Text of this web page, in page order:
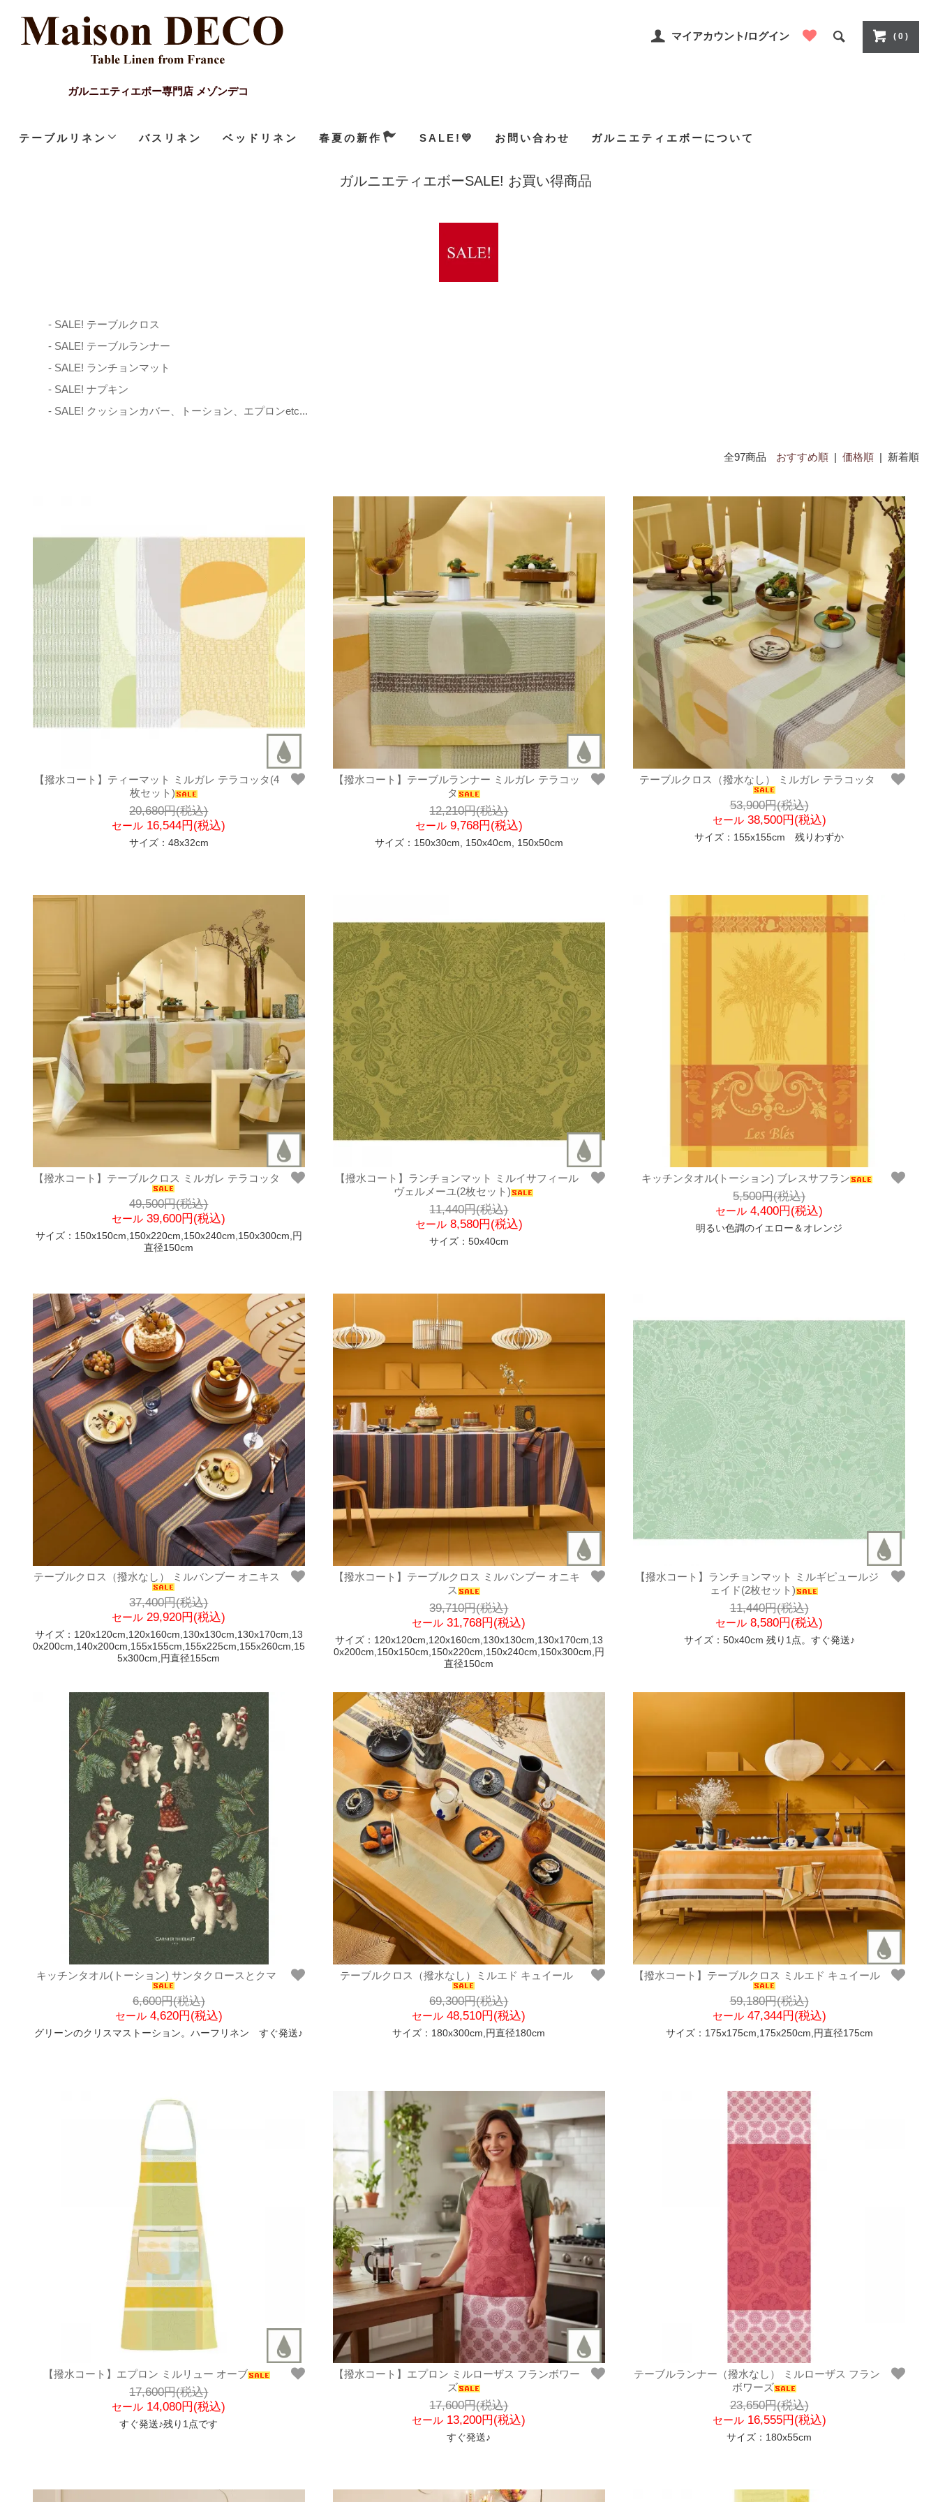
ガルニエティエボー専門店 メゾンデコ
マイアカウント/ログイン ( 0 )
テーブルリネン バスリネン ベッドリネン 春夏の新作 SALE!💛 お問い合わせ ガルニエティエボーについて
ガルニエティエボーSALE! お買い得商品
- SALE! テーブルクロス
- SALE! テーブルランナー
- SALE! ランチョンマット
- SALE! ナプキン
- SALE! クッションカバー、トーション、エプロンetc...
全97商品 おすすめ順 |価格順 | 新着順
【撥水コート】ティーマット ミルガレ テラコッタ(4
枚セット)
20,680円(税込)
セール 16,544円(税込)
サイズ：48x32cm
【撥水コート】テーブルランナー ミルガレ テラコッ
タ
12,210円(税込)
セール9,768円(税込)
サイズ：150x30cm, 150x40cm, 150x50cm
テーブルクロス（撥水なし） ミルガレ テラコッタ
53,900円(税込)
セール38,500円(税込)
サイズ：155x155cm 残りわずか
【撥水コート】テーブルクロス ミルガレ テラコッタ
49,500円(税込)
セール 39,600円(税込)
サイズ：150x150cm,150x220cm,150x240cm,150x300cm,円
直径150cm
【撥水コート】ランチョンマット ミルイサフィール
ヴェルメーユ(2枚セット)
11,440円(税込)
セール8,580円(税込)
サイズ：50x40cm
キッチンタオル(トーション) ブレスサフラン
5,500円(税込)
セール 4,400円(税込)
明るい色調のイエロー＆オレンジ
テーブルクロス（撥水なし） ミルバンブー オニキス
37,400円(税込)
セール 29,920円(税込)
サイズ：120x120cm,120x160cm,130x130cm,130x170cm,13
0x200cm,140x200cm,155x155cm,155x225cm,155x260cm,15
5x300cm,円直径155cm
【撥水コート】テーブルクロス ミルバンブー オニキ
ス
39,710円(税込)
セール 31,768円(税込)
サイズ：120x120cm,120x160cm,130x130cm,130x170cm,13
0x200cm,150x150cm,150x220cm,150x240cm,150x300cm,円
直径150cm
【撥水コート】ランチョンマット ミルギピュールジ
ェイド(2枚セット)
11,440円(税込)
セール 8,580円(税込)
サイズ：50x40cm 残り1点。すぐ発送♪
キッチンタオル(トーション) サンタクロースとクマ
6,600円(税込)
セール4,620円(税込)
グリーンのクリスマストーション。ハーフリネン すぐ発送♪
テーブルクロス（撥水なし）ミルエド キュイール
69,300円(税込)
セール 48,510円(税込)
サイズ：180x300cm,円直径180cm
【撥水コート】テーブルクロス ミルエド キュイール
59,180円(税込)
セール47,344円(税込)
サイズ：175x175cm,175x250cm,円直径175cm
【撥水コート】エプロン ミルリュー オーブ
17,600円(税込)
セール 14,080円(税込)
すぐ発送♪残り1点です
【撥水コート】エプロン ミルローザス フランボワー
ズ
17,600円(税込)
セール 13,200円(税込)
すぐ発送♪
テーブルランナー（撥水なし） ミルローザス フラン
ボワーズ
23,650円(税込)
セール16,555円(税込)
サイズ：180x55cm